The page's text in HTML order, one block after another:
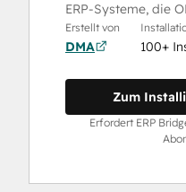
ERP-Systeme, die
Erstellt von
DMA 100+
Zum
Erfordert ERP